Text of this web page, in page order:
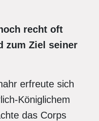
recht oft
zum Ziel seiner
erfreute sich
Königlichem
das Corps